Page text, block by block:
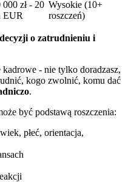
000 zł - 20
EUR
Wysokie (10+
roszczeń)
o zatrudnieniu i
- nie tylko doradzasz,
kogo zwolnić, komu dać
.
być podstawą roszczenia:
płeć, orientacja,